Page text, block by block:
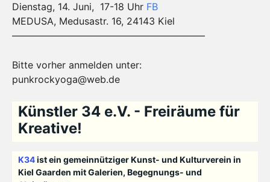
Dienstag, 14. Juni, 17-18 Uhr FB
MEDUSA, Medusastr. 16, 24143 Kiel
————————————————————
Bitte vorher anmelden unter:
punkrockyoga@web.de
Künstler 34 e.V. - Freiräume für
Kreative!
K34ist ein gemeinnütziger Kunst- und Kulturverein in
Kiel Gaarden mit Galerien, Begegnungs- und